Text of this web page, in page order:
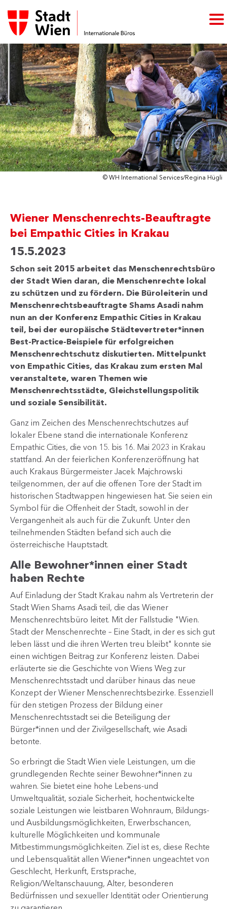
© WH International Services/Regina Hügli
Wiener Menschenrechts-Beauftragte
bei Empathic Cities in Krakau
15.5.2023
Schon seit 2015 arbeitet das Menschenrechtsbüro
der Stadt Wien daran, die Menschenrechte lokal
zu schützen und zu fördern. Die Büroleiterin und
Menschenrechtsbeauftragte Shams Asadi nahm
nun an der Konferenz Empathic Cities in Krakau
teil, bei der europäische Städtevertreter*innen
Best-Practice-Beispiele für erfolgreichen
Menschenrechtschutz diskutierten. Mittelpunkt
von Empathic Cities, das Krakau zum ersten Mal
veranstaltete, waren Themen wie
Menschenrechtsstädte, Gleichstellungspolitik
und soziale Sensibilität.
Ganz im Zeichen des Menschenrechtschutzes auf
lokaler Ebene stand die internationale Konferenz
Empathic Cities, die von 15. bis 16. Mai 2023 in Krakau
stattfand. An der feierlichen Konferenzeröffnung hat
auch Krakaus Bürgermeister Jacek Majchrowski
teilgenommen, der auf die offenen Tore der Stadt im
historischen Stadtwappen hingewiesen hat. Sie seien ein
Symbol für die Offenheit der Stadt, sowohl in der
Vergangenheit als auch für die Zukunft. Unter den
teilnehmenden Städten befand sich auch die
österreichische Hauptstadt.
Alle Bewohner*innen einer Stadt
haben Rechte
Auf Einladung der Stadt Krakau nahm als Vertreterin der
Stadt Wien Shams Asadi teil, die das Wiener
Menschenrechtsbüro leitet. Mit der Fallstudie "Wien.
Stadt der Menschenrechte – Eine Stadt, in der es sich gut
leben lässt und die ihren Werten treu bleibt" konnte sie
einen wichtigen Beitrag zur Konferenz leisten. Dabei
erläuterte sie die Geschichte von Wiens Weg zur
Menschenrechtsstadt und darüber hinaus das neue
Konzept der Wiener Menschenrechtsbezirke. Essenziell
für den stetigen Prozess der Bildung einer
Menschenrechtsstadt sei die Beteiligung der
Bürger*innen und der Zivilgesellschaft, wie Asadi
betonte.
So erbringt die Stadt Wien viele Leistungen, um die
grundlegenden Rechte seiner Bewohner*innen zu
wahren. Sie bietet eine hohe Lebens-und
Umweltqualität, soziale Sicherheit, hochentwickelte
soziale Leistungen wie leistbaren Wohnraum, Bildungs-
und Ausbildungsmöglichkeiten, Erwerbschancen,
kulturelle Möglichkeiten und kommunale
Mitbestimmungsmöglichkeiten. Ziel ist es, diese Rechte
und Lebensqualität allen Wiener*innen ungeachtet von
Geschlecht, Herkunft, Erstsprache,
Religion/Weltanschauung, Alter, besonderen
Bedürfnissen und sexueller Identität oder Orientierung